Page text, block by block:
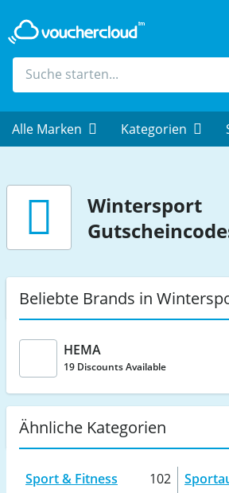
Alle Marken Kategorien
Wintersport
Beliebte Brands in
HEMA
19 Discounts Available
Ähnliche Kategorien
Sport & Fitness 102